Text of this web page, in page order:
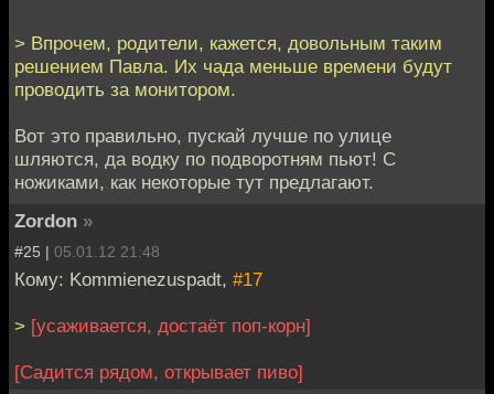
> Впрочем, родители, кажется, довольным таким
решением Павла. Их чада меньше времени будут
проводить за монитором.
Вот это правильно, пускай лучше по улице
шляются, да водку по подворотням пьют! С
ножиками, как некоторые тут предлагают.
Zordon »
#25 | 05.01.12 21:48
Кому: Kommienezuspadt, #17
> [усаживается, достаёт поп-корн]
[Садится рядом, открывает пиво]